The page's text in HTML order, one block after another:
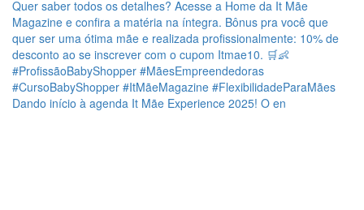
Dando início à agenda It Mãe Experience 2025! O en